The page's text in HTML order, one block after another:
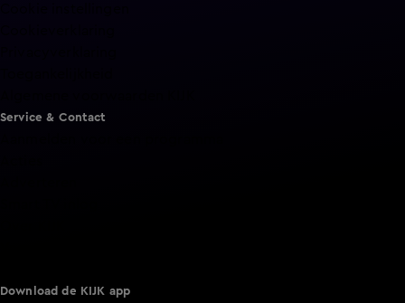
Service & Contact
Download de KIJK app